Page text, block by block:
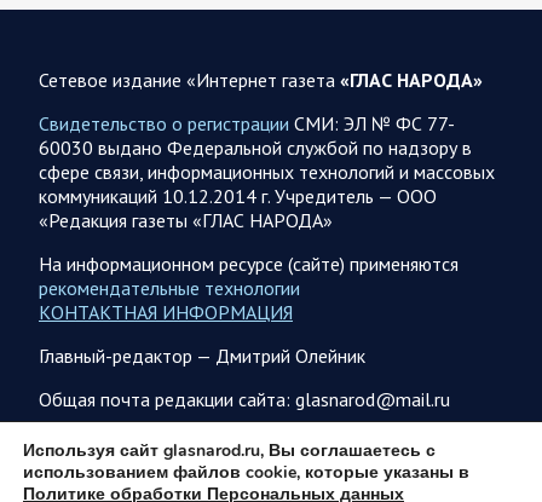
05.08.2026 21:28
Украина
Олег Царев об Украине к исходу 5 августа 2026 года
Агентство Bloomberg утверждает, что в Вене состоялась
секретная встреча бывших высокопоставленных
чиновников из России, Великобритании, Франции и
Германии, на которой…
05.08.2026 21:26
Спецоперация
На Херсонском направлении ВС РФ громят логистику врага
и его боевые позиции как в самом Херсоне, так и в
отдалении…
05.08.2026 13:20 Спецоперация
Сетевое издание «Интернет газета «ГЛАС НАРОДА»
Свидетельство о регистрации СМИ: ЭЛ № ФС 77-
60030 выдано Федеральной службой по надзору в
сфере связи, информационных технологий и массовых
коммуникаций 10.12.2014 г. Учредитель — ООО
«Редакция газеты «ГЛАС НАРОДА»
На информационном ресурсе (сайте) применяются
рекомендательные технологии
КОНТАКТНАЯ ИНФОРМАЦИЯ
Главный-редактор — Дмитрий Олейник
Общая почта редакции сайта: glasnarod@mail.ru
ПОДПИСКА
Используя сайт glasnarod.ru, Вы соглашаетесь с
использованием файлов cookie, которые указаны в
Политике обработки Персональных данных